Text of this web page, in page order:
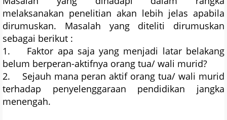
melaksanakan penelitian akan lebih jelas apabila
dirumuskan. Masalah yang diteliti dirumuskan
sebagai berikut :
1. Faktor apa saja yang menjadi latar belakang
belum berperan-aktifnya orang tua/ wali murid?
2. Sejauh mana peran aktif orang tua/ wali murid
terhadap penyelenggaraan pendidikan jangka
menengah.